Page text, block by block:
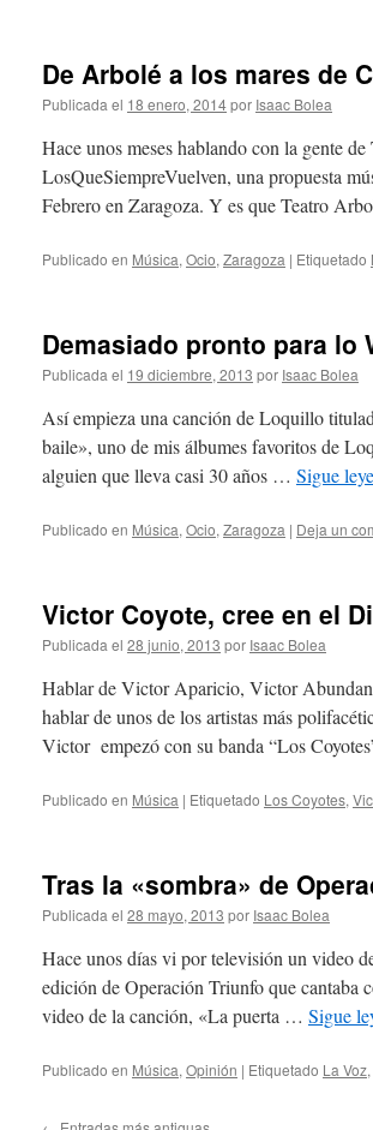
De Arbolé a los mares de
Publicada el 18 enero, 2014por Isaac Bolea
Hace unos meses hablando con la gente
LosQueSiempreVuelven, una propuesta
Febrero en Zaragoza. Y es que Teatro
Publicado en Música, Ocio, Zaragoza | Etiquetado
Demasiado pronto para lo
Publicada el 19 diciembre, 2013 por Isaac Bolea
Así empieza una canción de Loquillo
baile», uno de mis álbumes favoritos de
alguien que lleva casi 30 años … Sigue
Publicado en Música, Ocio, Zaragoza | Deja un
Victor Coyote, cree en el
Publicada el 28 junio, 2013 por Isaac Bolea
Hablar de Victor Aparicio, Victor
hablar de unos de los artistas más
Victor empezó con su banda “Los
Publicado en Música | Etiquetado Los Coyotes,
Tras la «sombra» de
Publicada el 28 mayo, 2013 por Isaac Bolea
Hace unos días vi por televisión un video
edición de Operación Triunfo que cantaba
video de la canción, «La puerta … Sigue
Publicado en Música, Opinión | Etiquetado La Voz,